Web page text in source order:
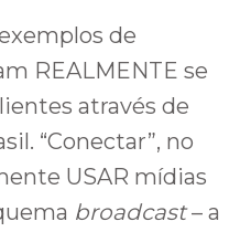
de
REALMENTE se
através de
“Conectar”, no
USAR mídias
broadcast– a